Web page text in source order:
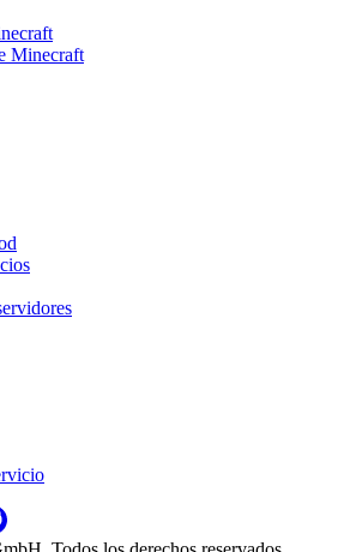
Minecraft